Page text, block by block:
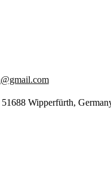
Wipperfürth,